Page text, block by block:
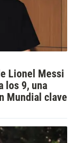
Lionel Messi
los 9, una
Mundial clave